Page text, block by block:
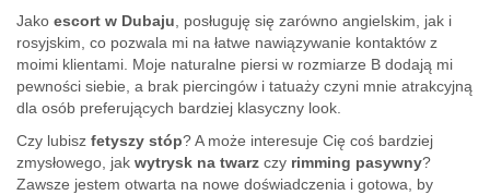
Jako escort w Dubaju, posługuję się zarówno angielskim, jak i
rosyjskim, co pozwala mi na łatwe nawiązywanie kontaktów z
moimi klientami. Moje naturalne piersi w rozmiarze B dodają mi
pewności siebie, a brak piercingów i tatuaży czyni mnie atrakcyjną
dla osób preferujących bardziej klasyczny look.
Czy lubisz fetyszy stóp? A może interesuje Cię coś bardziej
zmysłowego, jak wytrysk na twarz czy rimming pasywny?
Zawsze jestem otwarta na nowe doświadczenia i gotowa, by